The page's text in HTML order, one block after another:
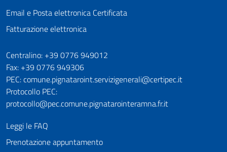
Email e Posta elettronica Certificata
Fatturazione elettronica
Numeri utili
Centralino: +39 0776 949012
Fax: +39 0776 949306
PEC: comune.pignataroint.servizigenerali@certipec.it
Protocollo PEC:
protocollo@pec.comune.pignatarointeramna.fr.it
Leggi le FAQ
Prenotazione appuntamento